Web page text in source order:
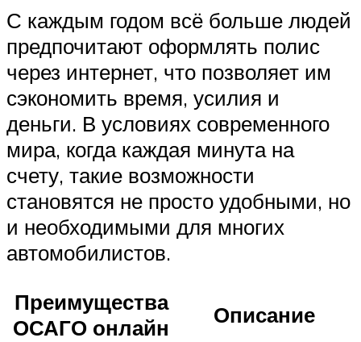
С каждым годом всё больше людей
предпочитают оформлять полис
через интернет, что позволяет им
сэкономить время, усилия и
деньги. В условиях современного
мира, когда каждая минута на
счету, такие возможности
становятся не просто удобными, но
и необходимыми для многих
автомобилистов.
Преимущества
ОСАГО онлайн
Описание